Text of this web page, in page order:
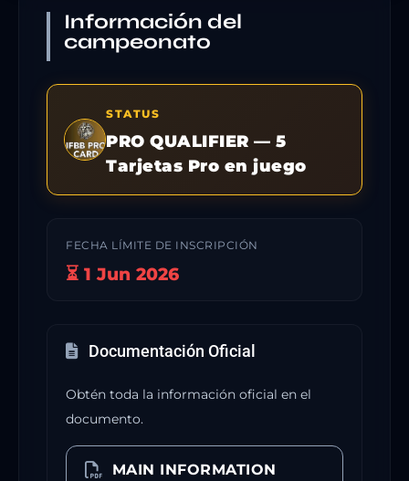
Información del
campeonato
STATUS
PRO QUALIFIER — 5
Tarjetas Pro en juego
FECHA LÍMITE DE INSCRIPCIÓN
⏳ 1 Jun 2026
Documentación Oficial
Obtén toda la información oficial en el
documento.
MAIN INFORMATION